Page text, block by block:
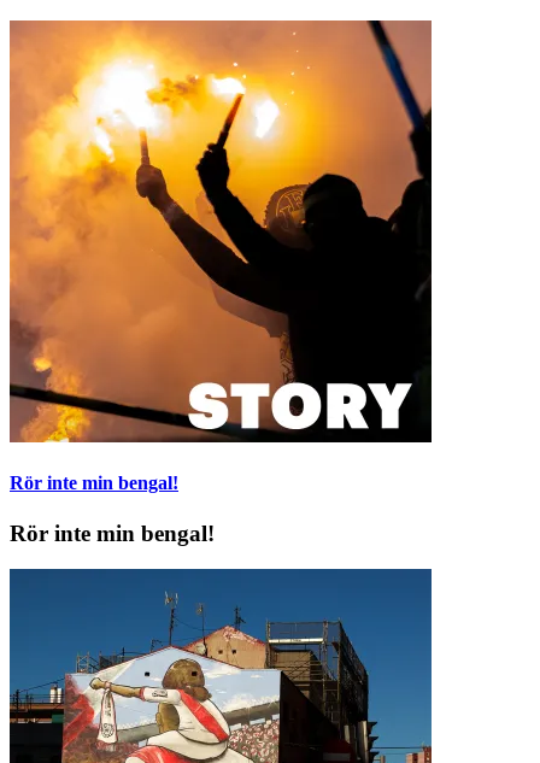
Rör inte min bengal!
Rör inte min bengal!